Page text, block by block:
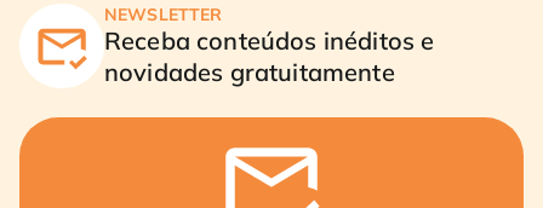
NEWSLETTER
Receba conteúdos inéditos e
novidades gratuitamente